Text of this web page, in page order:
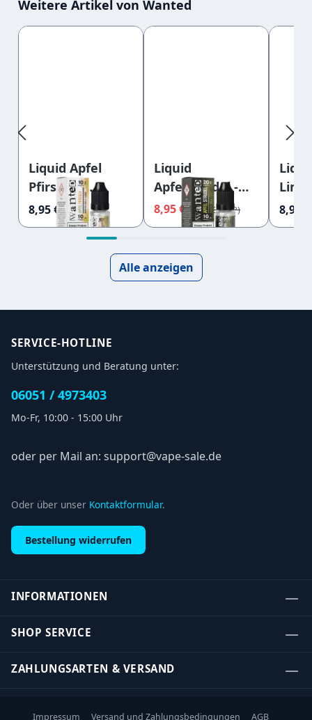
Weitere Artikel von Wanted
Produktgalerie überspringen
Liquid Apfel
Pfirsich -
Wanted
Overdosed
Nikotinsalz
8,95 €
Liquid
Apfelstrudel -
Wanted
Overdosed
20mg
8,95 € 9,45 € 8,95 €
Alle anzeigen
SERVICE-HOTLINE
Unterstützung und Beratung unter:
06051 / 4973403
Mo-Fr, 10:00 - 15:00 Uhr
oder per Mail an: support@vape-sale.de
Oder über unser Kontaktformular.
Bestellung widerrufen
INFORMATIONEN
SHOP SERVICE
ZAHLUNGSARTEN & VERSAND
Impressum Versand und Zahlungsbedingungen AGB